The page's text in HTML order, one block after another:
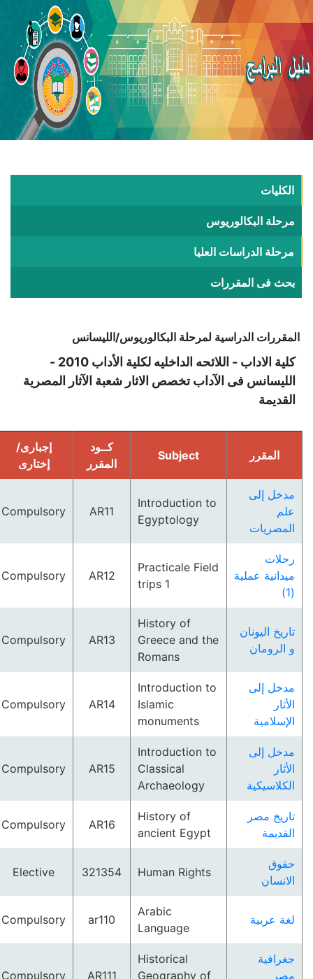
الكليات
مرحلة البكالوريوس
مرحلة الدراسات العليا
بحث فى المقررات
المقررات الدراسية لمرحلة البكالوريوس/الليسانس
كلية الاداب - اللائحه الداخليه لكلية الأداب 2010 -
الليسانس فى الآداب تخصص الاثار شعبة الآثار المصرية
القديمة
المقرر Subject
كــود
المقرر
إجبارى/
إختارى
مدخل إلى
علم
المصريات
Introduction to
Egyptology
AR11
Compulsory
رحلات
ميدانية عملية
Practicale Field
trips 1
AR12
Compulsory
تاريخ اليونان
و الرومان
History of
Greece and the
Romans
AR13
Compulsory
مدخل إلى
الأثار
الإسلامية
Introduction to
Islamic
monuments
AR14
Compulsory
مدخل إلى
الأثار
الكلاسيكية
Introduction to
Classical
Archaeology
AR15
Compulsory
تاريخ مصر
القديمة
History of
ancient Egypt
AR16
Compulsory
حقوق
الانسان
Human Rights
321354
Elective
لغة عربية
Arabic
Language
ar110
Compulsory
جغرافية
مصر
Historical
Geography of
AR111
Compulsory